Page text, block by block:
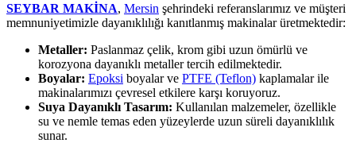
SEYBAR MAKİNA, Mersin şehrindeki referanslarımız ve müşteri
memnuniyetimizle dayanıklılığı kanıtlanmış makinalar üretmektedir:
Metaller: Paslanmaz çelik, krom gibi uzun ömürlü ve
korozyona dayanıklı metaller tercih edilmektedir.
Boyalar: Epoksi boyalar ve PTFE (Teflon) kaplamalar ile
makinalarımızı çevresel etkilere karşı koruyoruz.
Suya Dayanıklı Tasarım: Kullanılan malzemeler, özellikle
su ve nemle temas eden yüzeylerde uzun süreli dayanıklılık
sunar.